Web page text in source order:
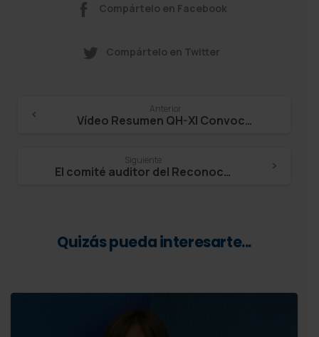
Compártelo en Facebook
Compártelo en Twitter
Continue
Anterior
Vídeo Resumen QH-XI Convocatoria
Siguiente
El comité auditor del Reconocimiento QH evalúa las candidaturas de los centros assitenciales en su XII Convocatoria
Quizás pueda interesarte...